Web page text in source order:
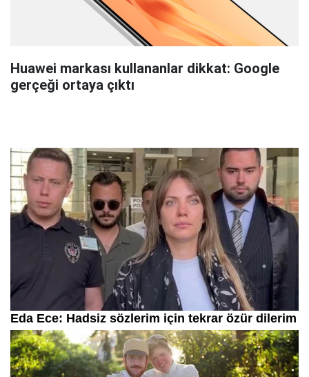
Huawei markası kullananlar dikkat: Google
gerçeği ortaya çıktı